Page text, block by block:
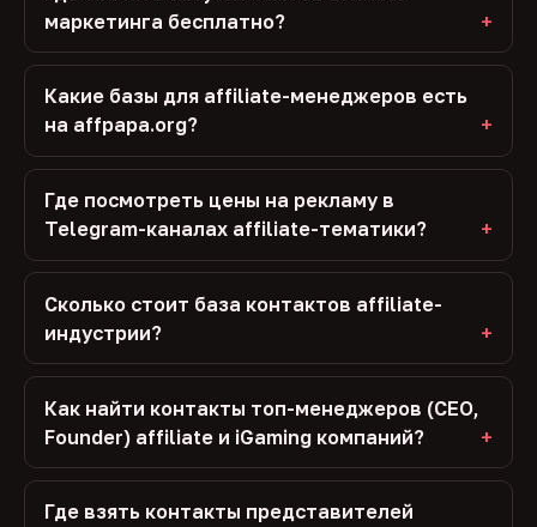
маркетинга бесплатно?
Какие базы для affiliate-менеджеров есть
на affpapa.org?
Где посмотреть цены на рекламу в
Telegram-каналах affiliate-тематики?
Сколько стоит база контактов affiliate-
индустрии?
Как найти контакты топ-менеджеров (CEO,
Founder) affiliate и iGaming компаний?
Где взять контакты представителей